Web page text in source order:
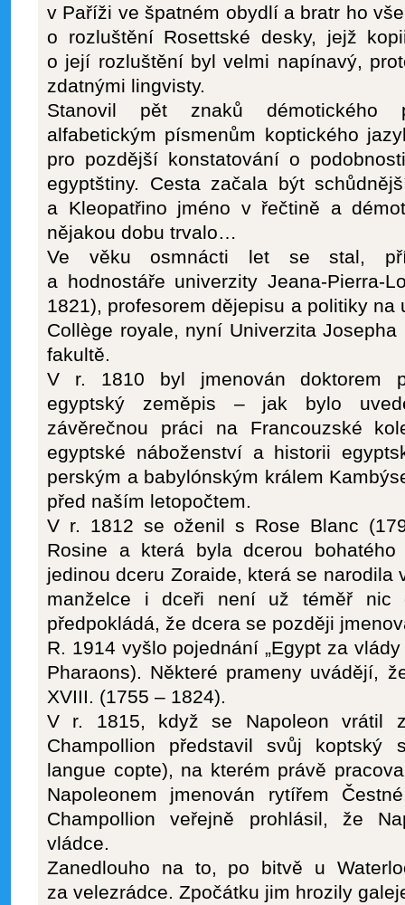
v Paříži ve špatném obydlí a bratr ho
o rozluštění Rosettské desky, jejž
o její rozluštění byl velmi napínavý,
zdatnými lingvisty.
Stanovil pět znaků démotického
alfabetickým písmenům koptického
pro pozdější konstatování o
egyptštiny. Cesta začala být
a Kleopatřino jméno v řečtině a
nějakou dobu trvalo…
Ve věku osmnácti let se stal,
a hodnostáře univerzity Jeana-Pierra-
1821), profesorem dějepisu a politiky na
Collège royale, nyní Univerzita
fakultě.
V r. 1810 byl jmenován doktorem
egyptský zeměpis – jak bylo
závěrečnou práci na Francouzské
egyptské náboženství a historii
perským a babylónským králem
před naším letopočtem.
V r. 1812 se oženil s Rose Blanc
Rosine a která byla dcerou bohatého
jedinou dceru Zoraide, která se narodila
manželce i dceři není už téměř nic
předpokládá, že dcera se později
R. 1914 vyšlo pojednání „Egypt za
Pharaons). Některé prameny uvádějí,
XVIII. (1755 – 1824).
V r. 1815, když se Napoleon vrátil
Champollion představil svůj koptský
langue copte), na kterém právě
Napoleonem jmenován rytířem
Champollion veřejně prohlásil, že
vládce.
Zanedlouho na to, po bitvě u
za velezrádce. Zpočátku jim hrozily